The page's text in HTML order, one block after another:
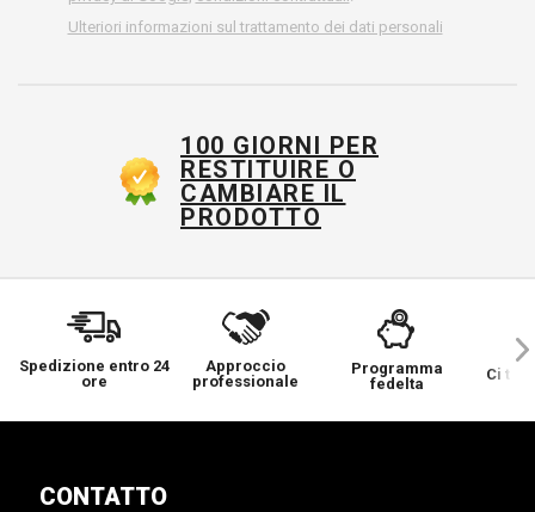
Ulteriori informazioni sul trattamento dei dati personali
100 GIORNI PER
RESTITUIRE O
CAMBIARE IL
PRODOTTO
Spedizione entro 24
ore
Approccio
professionale
Programma
fedelta
Ci
CONTATTO